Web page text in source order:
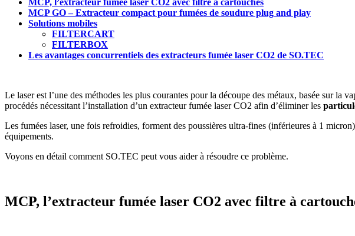
MCP, l’extracteur fumée laser CO2 avec filtre à cartouches
MCP GO – Extracteur compact pour fumées de soudure plug and play
Solutions mobiles
FILTERCART
FILTERBOX
Les avantages concurrentiels des extracteurs fumée laser CO2 de SO.TEC
Le laser est l’une des méthodes les plus courantes pour la découpe des métaux, basée sur
procédés nécessitant l’installation d’un extracteur fumée laser CO2 afin d’éliminer les
Les fumées laser, une fois refroidies, forment des poussières ultra-fines (inférieures à 1
équipements.
Voyons en détail comment SO.TEC peut vous aider à résoudre ce problème.
MCP, l’extracteur fumée laser CO2 avec filtre à